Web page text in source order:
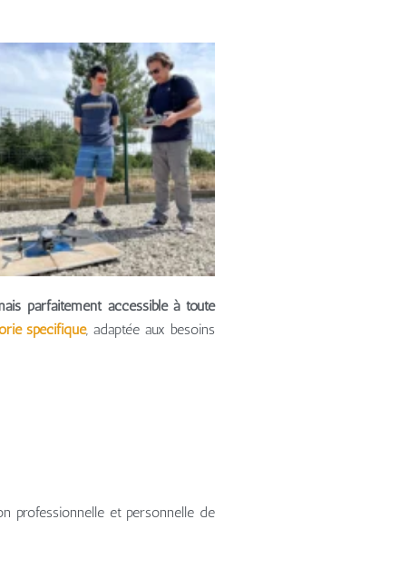
parfaitement accessible à toute
spécifique, adaptée aux besoins
professionnelle et personnelle de